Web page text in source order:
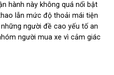
hành này không quá nổi bật
lẫn mức độ thoải mái tiện
người đề cao yếu tố an
người mua xe vì cảm giác